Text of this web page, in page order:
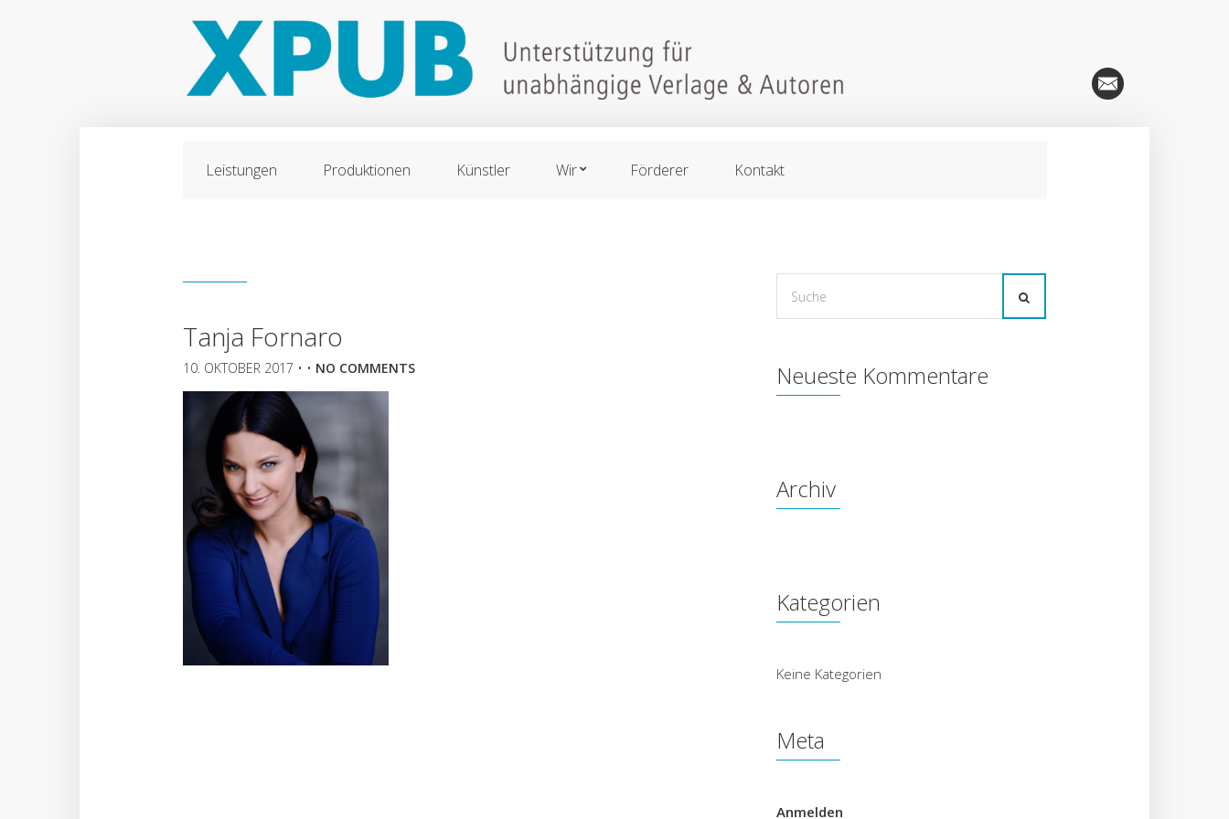
Leistungen Produktionen Künstler Wir Förderer Kontakt
Tanja Fornaro
10. OKTOBER 2017 • • NO COMMENTS
for:
Neueste Kommentare
Archiv
Kategorien
Keine Kategorien
Meta
Anmelden